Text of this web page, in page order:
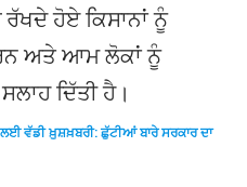
ਹੋਏ ਕਿਸਾਨਾਂ ਨੂੰ
ਅਤੇ ਆਮ ਲੋਕਾਂ ਨੂੰ
ਦਿੱਤੀ ਹੈ।
ਲਈ ਵੱਡੀ ਖ਼ੁਸ਼ਖ਼ਬਰੀ: ਛੁੱਟੀਆਂ ਬਾਰੇ ਸਰਕਾਰ ਦਾ